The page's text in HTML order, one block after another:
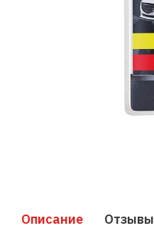
Описание Отзывы